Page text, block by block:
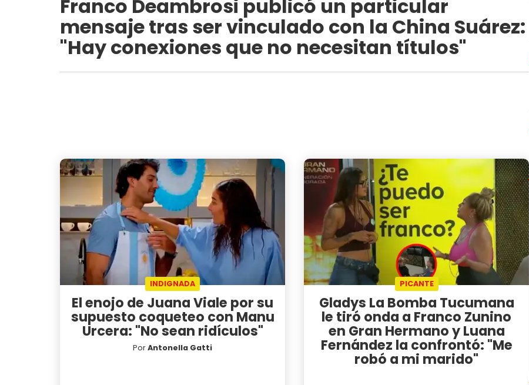
Franco Deambrosi publicó un particular
mensaje tras ser vinculado con la China Suárez:
"Hay conexiones que no necesitan títulos"
INDIGNADA
El enojo de Juana Viale por su
supuesto coqueteo con Manu
Urcera: "No sean ridículos"
PorAntonella Gatti
PICANTE
Gladys La Bomba Tucumana
le tiró onda a Franco Zunino
en Gran Hermano y Luana
Fernández la confrontó: "Me
robó a mi marido"